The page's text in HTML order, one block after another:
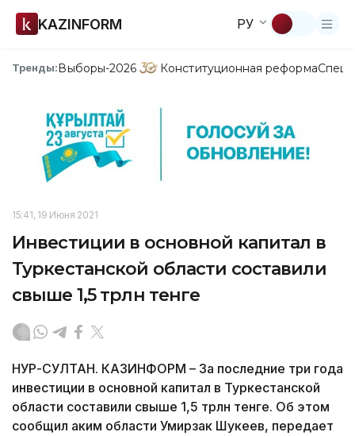
KAZINFORM РУ
Тренды:Выборы-2026 Конституционная реформа
15:41, 19 Июня 2021
Инвестиции в основной капитал в
Туркестанской области составили
свыше 1,5 трлн тенге
НУР-СУЛТАН. КАЗИНФОРМ – За последние три года
инвестиции в основной капитал в Туркестанской
области составили свыше 1,5 трлн тенге. Об этом
сообщил аким области Умирзак Шукеев, передает